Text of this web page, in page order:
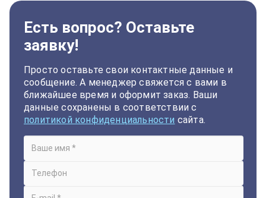
Есть вопрос? Оставьте
заявку!
Просто оставьте свои контактные данные и
сообщение. А менеджер свяжется с вами в
ближайшее время и оформит заказ. Ваши
данные сохранены в соответствии с
политикой конфиденциальности сайта.